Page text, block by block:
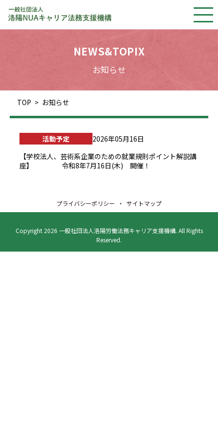
NEWS&TOPIX
お知らせ
TOP お知らせ
活動予定
2026年05月16日
【学校法人、芸術系企業のための就業規則ポイント解説講
座】 令和8年7月16日(木) 開催！
プライバシーポリシー サイトマップ
Copyright 2026 一般社団法人洛陽労働法務キャリア支援機構. All Rights
Reserved.